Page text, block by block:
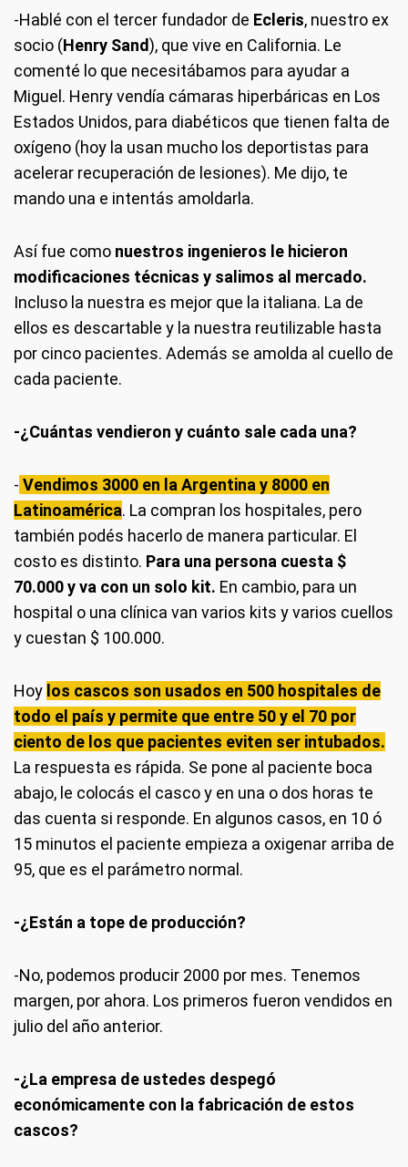
-Hablé con el tercer fundador de Ecleris, nuestro ex
socio (Henry Sand), que vive en California. Le
comenté lo que necesitábamos para ayudar a
Miguel. Henry vendía cámaras hiperbáricas en Los
Estados Unidos, para diabéticos que tienen falta de
oxígeno (hoy la usan mucho los deportistas para
acelerar recuperación de lesiones). Me dijo, te
mando una e intentás amoldarla.
Así fue como nuestros ingenieros le hicieron
modificaciones técnicas y salimos al mercado.
Incluso la nuestra es mejor que la italiana. La de
ellos es descartable y la nuestra reutilizable hasta
por cinco pacientes. Además se amolda al cuello de
cada paciente.
-¿Cuántas vendieron y cuánto sale cada una?
- Vendimos 3000 en la Argentina y 8000 en
Latinoamérica. La compran los hospitales, pero
también podés hacerlo de manera particular. El
costo es distinto. Para una persona cuesta $
70.000 y va con un solo kit. En cambio, para un
hospital o una clínica van varios kits y varios cuellos
y cuestan $ 100.000.
Hoy los cascos son usados en 500 hospitales de
todo el país y permite que entre 50 y el 70 por
ciento de los que pacientes eviten ser intubados.
La respuesta es rápida. Se pone al paciente boca
abajo, le colocás el casco y en una o dos horas te
das cuenta si responde. En algunos casos, en 10 ó
15 minutos el paciente empieza a oxigenar arriba de
95, que es el parámetro normal.
-¿Están a tope de producción?
-No, podemos producir 2000 por mes. Tenemos
margen, por ahora. Los primeros fueron vendidos en
julio del año anterior.
-¿La empresa de ustedes despegó
económicamente con la fabricación de estos
cascos?